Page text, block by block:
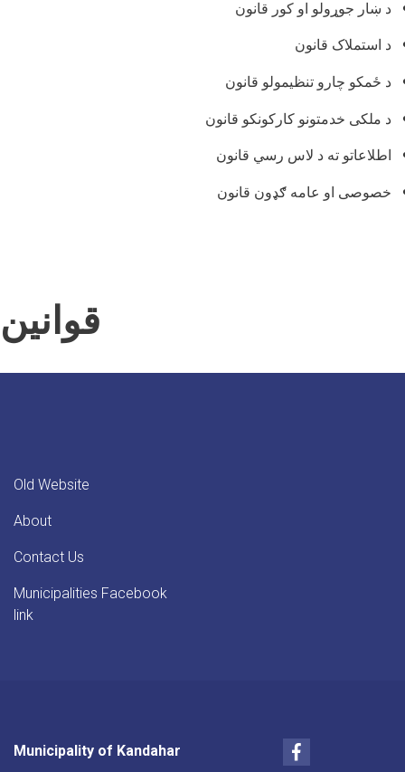
د ښار جوړولو او کور قانون
د استملاک قانون
د ځمکو چارو تنظیمولو قانون
د ملکی خدمتونو کارکونکو قانون
اطلاعاتو ته د لاس رسي قانون
خصوصی او عامه ګډون قانون
قوانین
Old Website
About
Contact Us
Municipalities Facebook
link
Municipality of Kandahar Facebook